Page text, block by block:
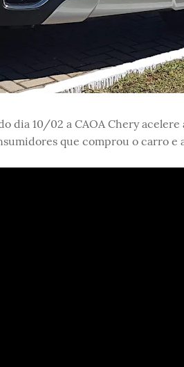
dia 10/02 a CAOA Chery acelere
que comprou o carro e